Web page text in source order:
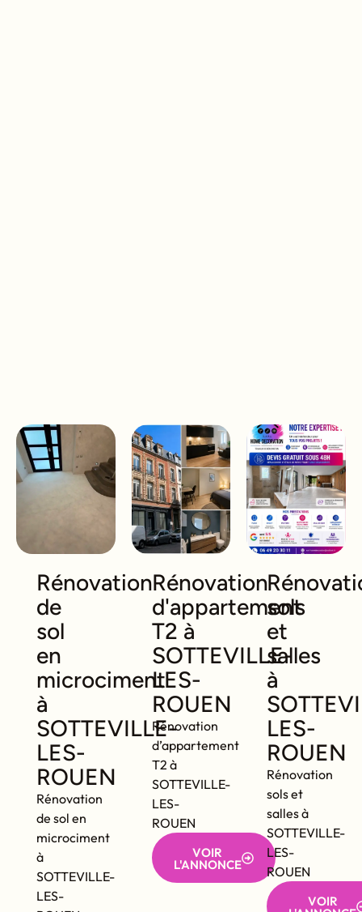
Rénovation
de
sol
en
microciment
à
SOTTEVILLE-
LES-
ROUEN
Rénovation
de sol en
microciment
à
SOTTEVILLE-
LES-
Rénovation
d'appartement
T2 à
SOTTEVILLE-
LES-
ROUEN
Rénovation
d’appartement
T2 à
SOTTEVILLE-
LES-
ROUEN
VOIR
L'ANNONCE
sols
et
salles
à
LES-
ROUEN
Rénovation
sols et
salles à
SOTTEVILLE-
LES-
ROUEN
VOIR